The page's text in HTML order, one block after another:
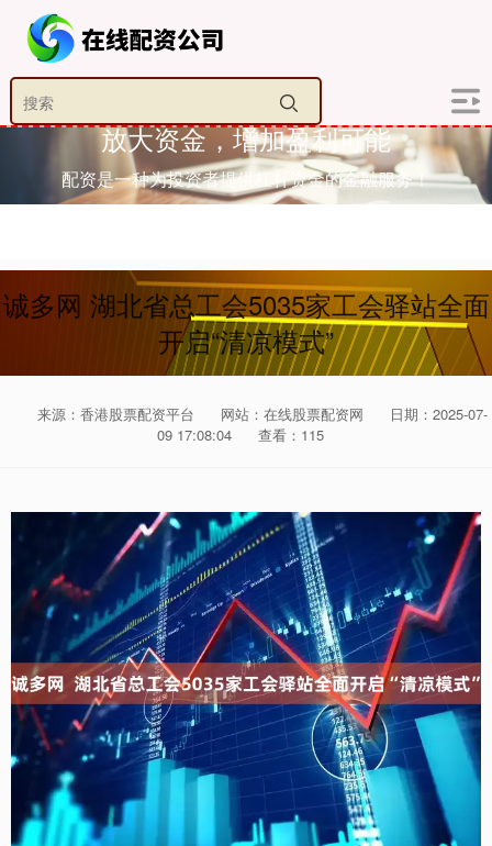
放大资金，增加盈利可能
配资是一种为投资者提供杠杆资金的金融服务！
诚多网 湖北省总工会5035家工会驿站全面
开启“清凉模式”
来源：香港股票配资平台 网站：在线股票配资网
日期：2025-07-
09 17:08:04
查看：115